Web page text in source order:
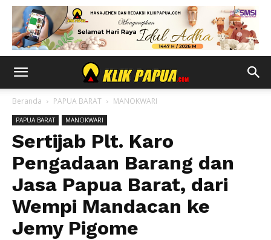
Beranda PAPUA BARAT MANOKWARI
PAPUA BARAT MANOKWARI
Sertijab Plt. Karo
Pengadaan Barang dan
Jasa Papua Barat, dari
Wempi Mandacan ke
Jemy Pigome